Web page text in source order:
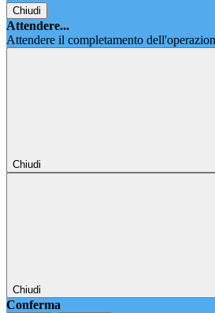
Chiudi
Attendere...
Attendere il completamento
Chiudi
Chiudi
Conferma